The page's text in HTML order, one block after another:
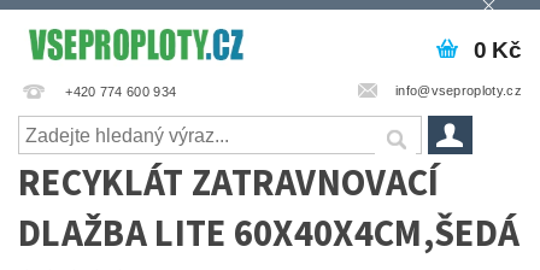
+420 774 600 934 info@vseproploty.cz
0 Kč
RECYKLÁT ZATRAVNOVACÍ
DLAŽBA LITE 60X40X4CM,ŠEDÁ